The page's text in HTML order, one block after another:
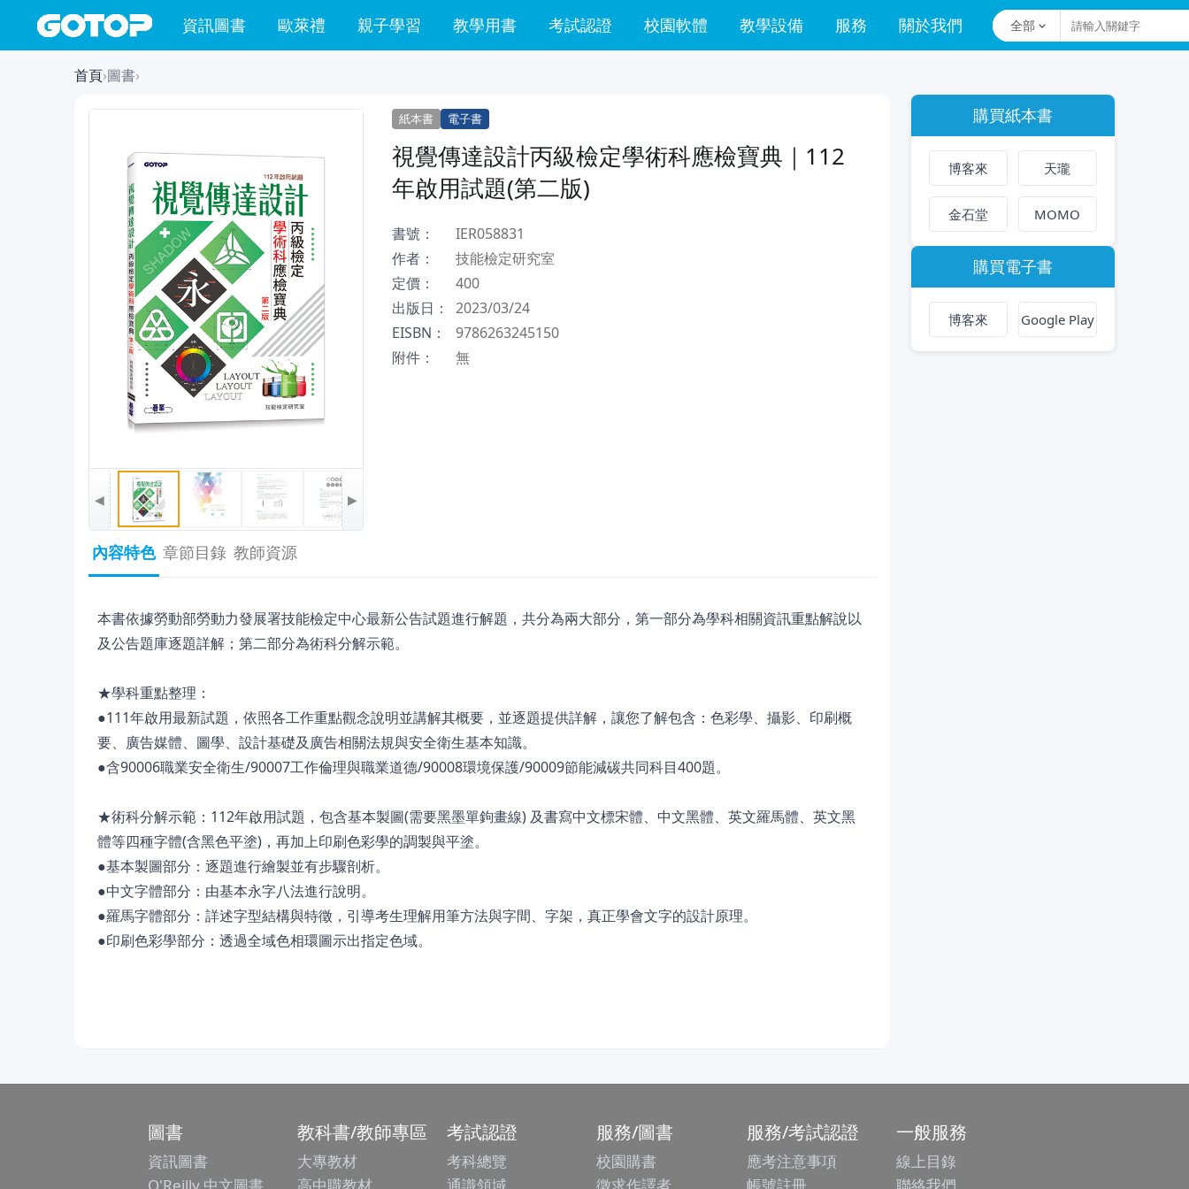
資訊圖書 歐萊禮 親子學習 教學用書 考試認證 校園軟體 教學設備 服務 關於我們 全部
首頁›圖書›
◀ ▶
紙本書 電子書
視覺傳達設計丙級檢定學術科應檢寶典｜112
年啟用試題(第二版)
書號：
IER058831
作者：
技能檢定研究室
定價：
400
出版日：
2023/03/24
EISBN：
9786263245150
附件：
無
內容特色 章節目錄 教師資源
本書依據勞動部勞動力發展署技能檢定中心最新公告試題進行解題，共分為兩大部分，第一部分為學科相關資訊重點解說以
及公告題庫逐題詳解；第二部分為術科分解示範。
★學科重點整理：
●111年啟用最新試題，依照各工作重點觀念說明並講解其概要，並逐題提供詳解，讓您了解包含：色彩學、攝影、印刷概
要、廣告媒體、圖學、設計基礎及廣告相關法規與安全衛生基本知識。
●含90006職業安全衛生/90007工作倫理與職業道德/90008環境保護/90009節能減碳共同科目400題。
★術科分解示範：112年啟用試題，包含基本製圖(需要黑墨單鉤畫線) 及書寫中文標宋體、中文黑體、英文羅馬體、英文黑
體等四種字體(含黑色平塗)，再加上印刷色彩學的調製與平塗。
●基本製圖部分：逐題進行繪製並有步驟剖析。
●中文字體部分：由基本永字八法進行說明。
●羅馬字體部分：詳述字型結構與特徵，引導考生理解用筆方法與字間、字架，真正學會文字的設計原理。
●印刷色彩學部分：透過全域色相環圖示出指定色域。
購買紙本書
博客來 天瓏
金石堂 MOMO
購買電子書
博客來 Google Play
圖書
資訊圖書
O'Reilly 中文圖書
教科書/教師專區
大專教材
高中職教材
考試認證
考科總覽
通識領域
服務/圖書
校園購書
徵求作譯者
服務/考試認證
應考注意事項
帳號註冊
一般服務
線上目錄
聯絡我們